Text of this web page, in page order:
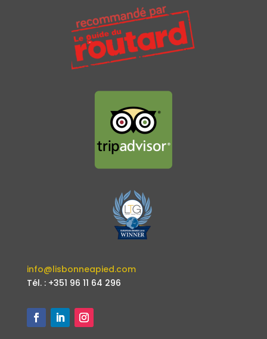
info@lisbonneapied.com
Tél. : +351 96 11 64 296